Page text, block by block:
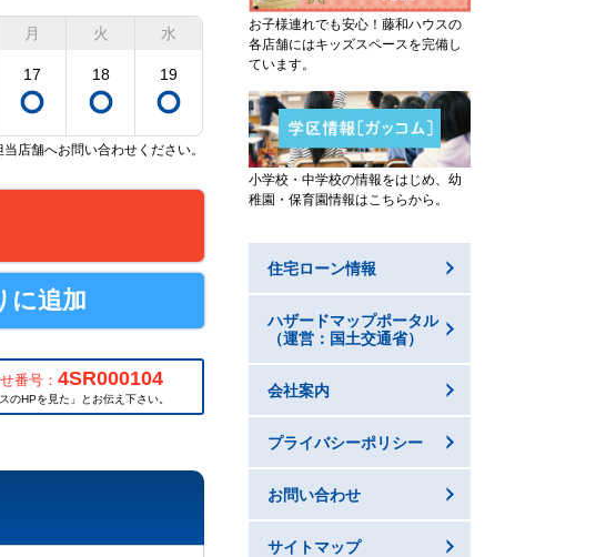
月
17
火
18
水
19
店舗へお問い合わせください。
に追加
番号： 4SR000104
のHPを見た」とお伝え下さい。
お子様連れでも安心！藤和ハウスの
各店舗にはキッズスペースを完備し
ています。
小学校・中学校の情報をはじめ、幼
稚園・保育園情報はこちらから。
住宅ローン情報
ハザードマップポータル
（運営：国土交通省）
会社案内
プライバシーポリシー
お問い合わせ
サイトマップ